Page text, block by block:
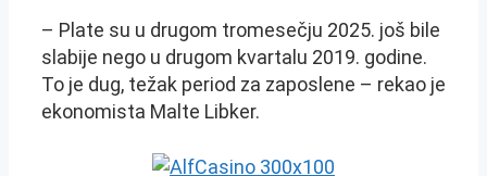
– Plate su u drugom tromesečju 2025. još bile
slabije nego u drugom kvartalu 2019. godine.
To je dug, težak period za zaposlene – rekao je
ekonomista Malte Libker.